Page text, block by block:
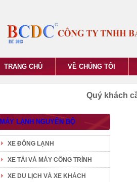
TRANG CHỦ VỀ CHÚNG TÔI
Quý khách
MÁY LẠNH NGUYÊN BỘ
XE ĐÔNG LẠNH
XE TẢI VÀ MÁY CÔNG TRÌNH
XE DU LỊCH VÀ XE KHÁCH